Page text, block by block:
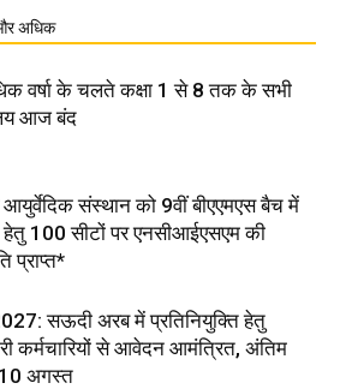
अधिक
वर्षा के चलते कक्षा 1 से 8 तक के सभी
आज बंद
संस्थान को 9वीं बीएएमएस बैच में
100 सीटों पर एनसीआईएसएम की
प्राप्त*
सऊदी अरब में प्रतिनियुक्ति हेतु
कर्मचारियों से आवेदन आमंत्रित, अंतिम
10 अगस्त